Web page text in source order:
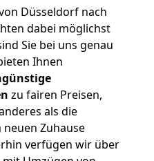
Düsseldorf nach
dabei möglichst
Sie bei uns genau
Ihnen
zu fairen Preisen,
als die
Zuhause
verfügen wir über